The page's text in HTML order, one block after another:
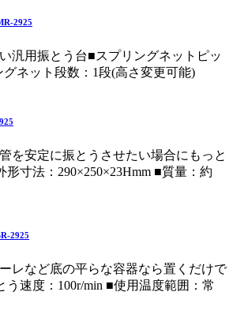
2925
汎用振とう台■スプリングネットピッ
グネット段数：1段(高さ変更可能)
を安定に振とうさせたい場合にもっと
形寸法：290×250×23Hmm ■質量：約
2925
レなど底の平らな容器なら置くだけで
う速度：100r/min ■使用温度範囲：常